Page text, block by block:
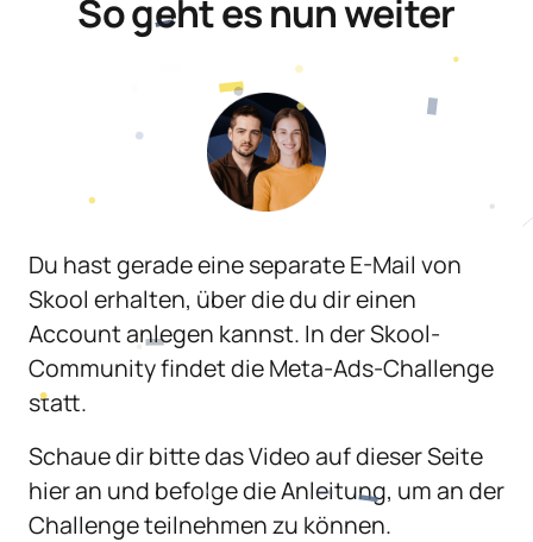
So geht es nun weiter
Du hast gerade eine separate E-Mail von
Skool erhalten, über die du dir einen
Account anlegen kannst. In der Skool-
Community findet die Meta-Ads-Challenge
statt.
Schaue dir bitte das Video auf dieser Seite
hier an und befolge die Anleitung, um an der
Challenge teilnehmen zu können.